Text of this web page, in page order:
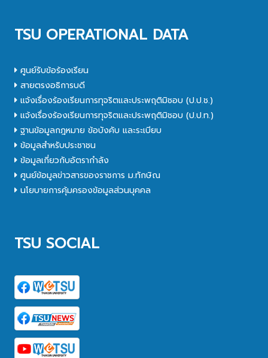
TSU OPERATIONAL DATA
ศูนย์รับข้อร้องเรียน
สายตรงอธิการบดี
แจ้งเรื่องร้องเรียนการทุจริตและประพฤติมิชอบ (ป.ป.ช.)
แจ้งเรื่องร้องเรียนการทุจริตและประพฤติมิชอบ (ป.ป.ท.)
ฐานข้อมูลกฎหมาย ข้อบังคับ และระเบียบ
ข้อมูลสำหรับประชาชน
ข้อมูลเกี่ยวกับอัตรากำลัง
ศูนย์ข้อมูลข่าวสารของราชการ ม.ทักษิณ
นโยบายการคุ้มครองข้อมูลส่วนบุคคล
TSU SOCIAL